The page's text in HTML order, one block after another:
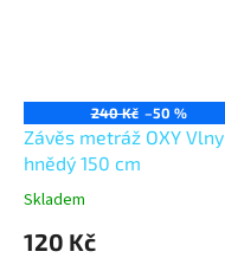
240 Kč –50 %
Závěs metráž OXY Vlny
hnědý 150 cm
Skladem
120 Kč